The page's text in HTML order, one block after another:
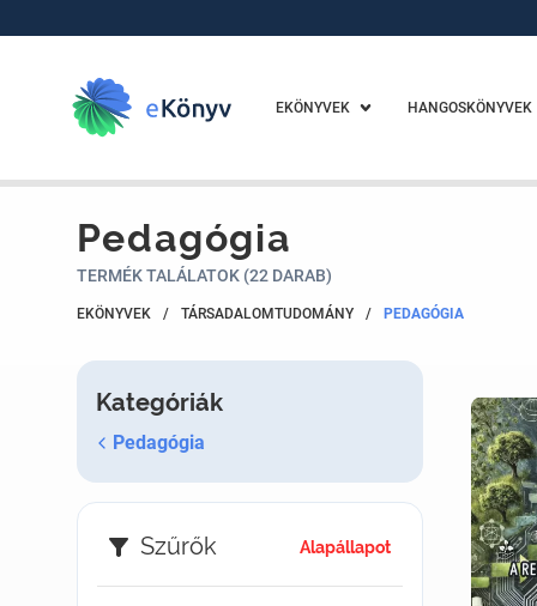
EKÖNYVEK HANGOSKÖNYVEK
Pedagógia
TERMÉK TALÁLATOK (22 DARAB)
EKÖNYVEK / TÁRSADALOMTUDOMÁNY / PEDAGÓGIA
Kategóriák
Pedagógia
Szűrők Alapállapot